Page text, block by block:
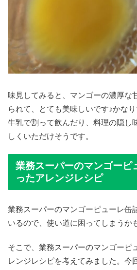
味見してみると、マンゴーの濃厚な
られて、とても美味しいです♪かなり
牛乳で割って飲んだり、料理の隠し
しくいただけそうです。
業務スーパーのマンゴーピ
ったアレンジレシピ
業務スーパーのマンゴーピューレ缶
いるので、使い道に困ってしまうか
そこで、業務スーパーのマンゴーピ
レンジレシピを考えてみました。今